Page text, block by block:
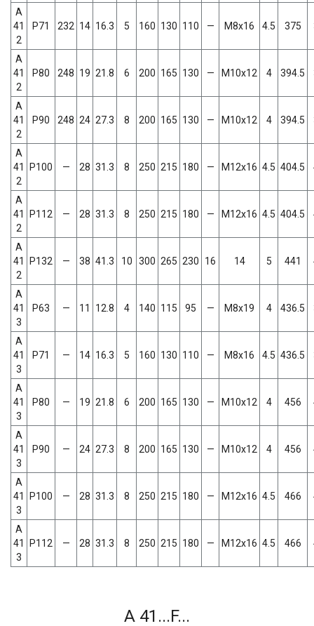
A
41
2
P71 232 14 16.3 5 160 130 110 — M8x16 4.5 375
A
41
2
P80 248 19 21.8 6 200 165 130 — M10x12 4 394.5
A
41
2
P90 248 24 27.3 8 200 165 130 — M10x12 4 394.5
A
41
2
P100 — 28 31.3 8 250 215 180 — M12x16 4.5 404.5
A
41
2
P112 — 28 31.3 8 250 215 180 — M12x16 4.5 404.5
A
41
2
P132 — 38 41.3 10 300 265 230 16 14 5 441
A
41
3
P63 — 11 12.8 4 140 115 95 — M8x19 4 436.5
A
41
3
P71 — 14 16.3 5 160 130 110 — M8x16 4.5 436.5
A
41
3
P80 — 19 21.8 6 200 165 130 — M10x12 4 456
A
41
3
P90 — 24 27.3 8 200 165 130 — M10x12 4 456
A
41
3
P100 — 28 31.3 8 250 215 180 — M12x16 4.5 466
A
41
3
P112 — 28 31.3 8 250 215 180 — M12x16 4.5 466
A 41...F...